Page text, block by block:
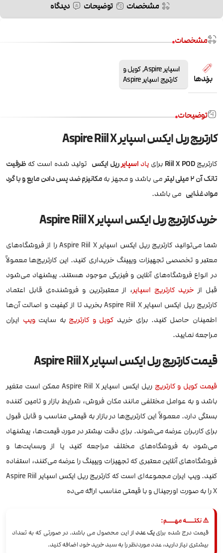
مشخصات توضیحات دیدگاه
مشخصات
برندها
اسپایر Aspire ,کویل و
کارتریج اسپایر Aspire
توضیحات
کارتریج ریل ایکس اسپایر Aspire Riil X
کارتریجRiil X POD برای پاد اسپایرریل ایکس تولید شده است که ظرفیت
تانک آن 2 میلی لیتر
می باشد و مجهز بهمکانیزم ضد پس دادن مایع و با گرد
مواد غذایی می باشد.
خرید کارتریج ریل ایکس اسپایر Aspire Riil X
شما می‌توانید کارتریج ریل ایکس اسپایر Aspire Riil X را از فروشگاه‌های
معتبر و تخصصی تجهیزات ویپینگ خریداری کنید. این کارتریج‌ها معمولاً
در انواع فروشگاه‌های آنلاین و فیزیکی موجود هستند. پیشنهاد می‌شود
قبل از خرید کارتریج اسپایر، از معتبرترین و فروشنده‌ی قابل اعتماد
کارتریج ریل ایکس اسپایر Aspire Riil X بخرید تا از کیفیت و اصالت آن‌ها
اطمینان حاصل کنید. برای خرید کویل و کارتریج به سایتویپ ایران
مراجعه نمایید.
قیمت کارتریج ریل ایکس اسپایر Aspire Riil X
قیمت کویل و کارتریج
ریل ایکس اسپایر Aspire Riil X ممکن است متغیر
باشد و به عوامل مختلفی مانند مکان فروش، شرایط بازار و تامین کننده
بستگی دارد. معمولاً این کارتریج‌ها در بازار به قیمتی مناسب و قابل قبول
برای کاربران عرضه می‌شوند. برای دقت بیشتر در مورد قیمت‌ها، پیشنهاد
می‌شود به فروشگاه‌های مختلف مراجعه کنید یا از وبسایت‌ها و
فروشگاه‌های آنلاین معتبری که تجهیزات ویپینگ را عرضه می‌کنند، استفاده
کنید. ویپ ایران مجموعه‌ای است که کارتریج ریل ایکس اسپایر Aspire Riil
X را به صورت اورجینال و با قیمتی مناسب ارائه می‌ده
⚠️ نکتــــه مهــــم:
قیمت درج شده براییک عدداز این محصول می باشد. در صورتی که به تعداد
بیشتری نیاز دارید، عدد موردنظر را به سبد خرید خود اضافه کنید.